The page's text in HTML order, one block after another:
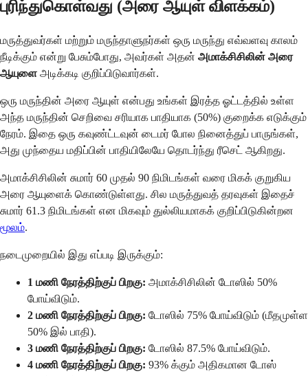
புரிந்துகொள்வது (அரை ஆயுள் விளக்கம்)
மருத்துவர்கள் மற்றும் மருந்தாளுநர்கள் ஒரு மருந்து எவ்வளவு காலம்
நீடிக்கும் என்று பேசும்போது, அவர்கள் அதன் அமாக்சிசிலின் அரை
ஆயுளை அடிக்கடி குறிப்பிடுவார்கள்.
ஒரு மருந்தின் அரை ஆயுள் என்பது உங்கள் இரத்த ஓட்டத்தில் உள்ள
அந்த மருந்தின் செறிவை சரியாக பாதியாக (50%) குறைக்க எடுக்கும்
நேரம். இதை ஒரு கவுண்ட்டவுன் டைமர் போல நினைத்துப் பாருங்கள்,
அது முந்தைய மதிப்பின் பாதியிலேயே தொடர்ந்து ரீசெட் ஆகிறது.
அமாக்சிசிலின் சுமார் 60 முதல் 90 நிமிடங்கள் வரை மிகக் குறுகிய
அரை ஆயுளைக் கொண்டுள்ளது. சில மருத்துவத் தரவுகள் இதைச்
சுமார் 61.3 நிமிடங்கள் என மிகவும் துல்லியமாகக் குறிப்பிடுகின்றன
மூலம்.
நடைமுறையில் இது எப்படி இருக்கும்:
1 மணி நேரத்திற்குப் பிறகு: அமாக்சிசிலின் டோஸில் 50%
போய்விடும்.
2 மணி நேரத்திற்குப் பிறகு: டோஸில் 75% போய்விடும் (மீதமுள்ள
50% இல் பாதி).
3 மணி நேரத்திற்குப் பிறகு: டோஸில் 87.5% போய்விடும்.
4 மணி நேரத்திற்குப் பிறகு: 93% க்கும் அதிகமான டோஸ்